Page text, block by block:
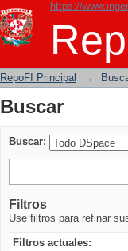
https://
Buscar
RepoFI Principal →
Buscar
Buscar:
Filtros
Use filtros para refinar
Filtros actuales: